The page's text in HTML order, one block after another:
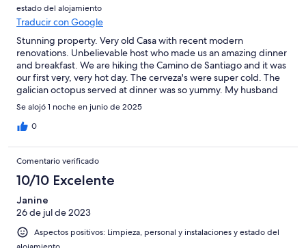
estado del alojamiento
Traducir con Google
Stunning property. Very old Casa with recent modern
renovations. Unbelievable host who made us an amazing dinner
and breakfast. We are hiking the Camino de Santiago and it was
our first very, very hot day. The cerveza's were super cold. The
galician octopus served at dinner was so yummy. My husband
told the host that he "couldn't have dreamed of a better meal."
So thankful that we booked here!
Se alojó 1 noche en junio de 2025
0
Comentario verificado
10/10 Excelente
Janine
26 de jul de 2023
Aspectos positivos: Limpieza, personal y instalaciones y estado del